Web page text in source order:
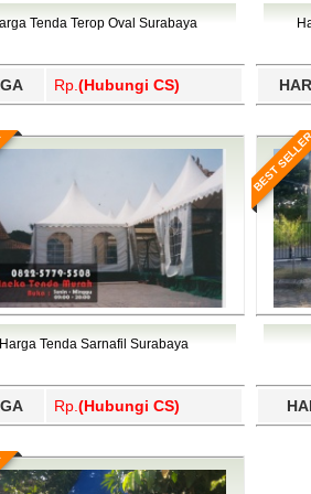
Wonosobo, Yahukimo,
Tenda Terop Oval Surabaya
Rp. (Hubungi CS)
Harga Tenda Sarnafil Surabaya
Rp. (Hubungi CS)
BEST